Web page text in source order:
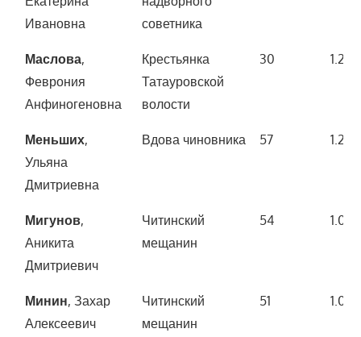
Ивановна
советника
Маслова,
Феврония
Анфиногеновна
Крестьянка
Татауровской
волости
30 1.200
Меньших,
Ульяна
Дмитриевна
Вдова чиновника 57 1.200
Мигунов,
Аникита
Дмитриевич
Читинский
мещанин
54 1.000
Минин, Захар
Алексеевич
Читинский
мещанин
51 1.000